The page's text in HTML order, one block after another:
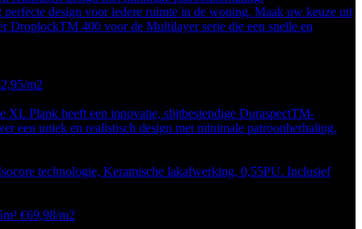
design voor iedere ruimte in de woning. Maak uw keuze uit
DroplockTM 400 voor de Multilayer serie die een snelle en
m2
Plank heeft een innovatie, slijtbestendige DuraspectTM-
een uniek en realistisch design met minimale patroonherhaling.
technologie, Keramische lakafwerking, 0,55PU. Inclusief
€69,98/m2